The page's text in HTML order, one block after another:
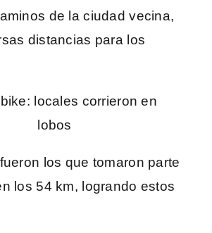
de la ciudad vecina,
distancias para los
los que tomaron parte
los 54 km, logrando estos